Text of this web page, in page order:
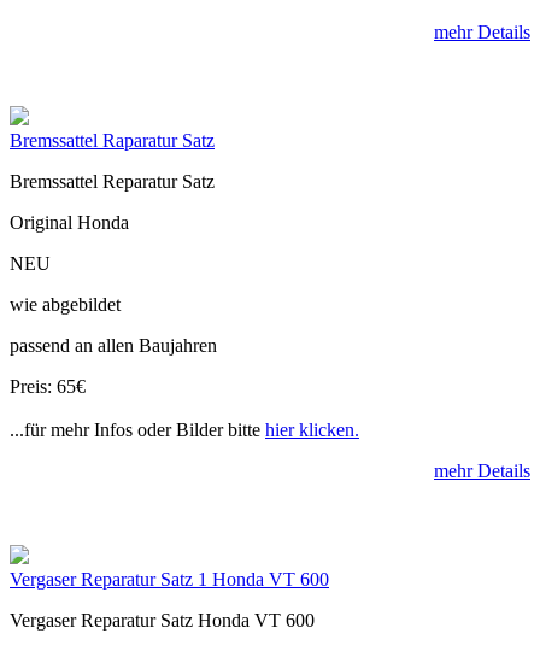
mehr Details
Bremssattel Raparatur Satz
Bremssattel Reparatur Satz
Original Honda
NEU
wie abgebildet
passend an allen Baujahren
Preis: 65€
...für mehr Infos oder Bilder bitte hier klicken.
mehr Details
Vergaser Reparatur Satz 1 Honda VT 600
Vergaser Reparatur Satz Honda VT 600